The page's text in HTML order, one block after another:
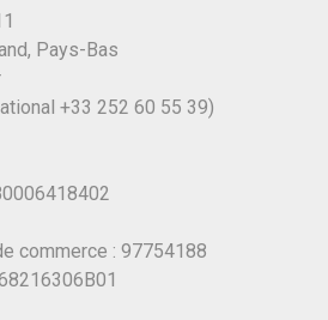
Pays-Bas
+33 252 60 55 39)
commerce : 97754188